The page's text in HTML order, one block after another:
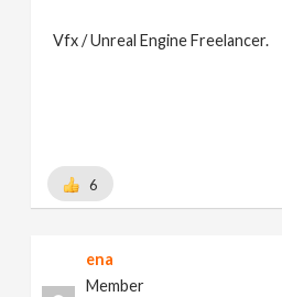
Vfx / Unreal Engine Freelancer.
6
ena
Member